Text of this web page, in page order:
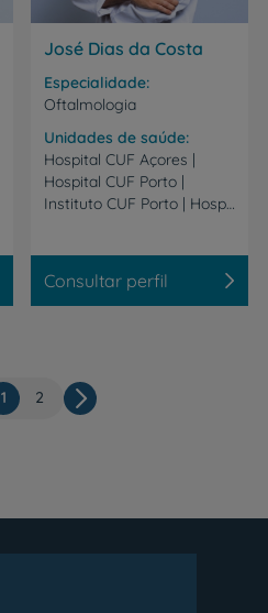
José Dias da Costa
Especialidade
Oftalmologia
Unidades de saúde
Hospital CUF Açores |
Hospital CUF Porto |
Instituto CUF Porto | Hospital CUF Trindade - Porto
Consultar perfil
Paginação
Página
1 Página
2